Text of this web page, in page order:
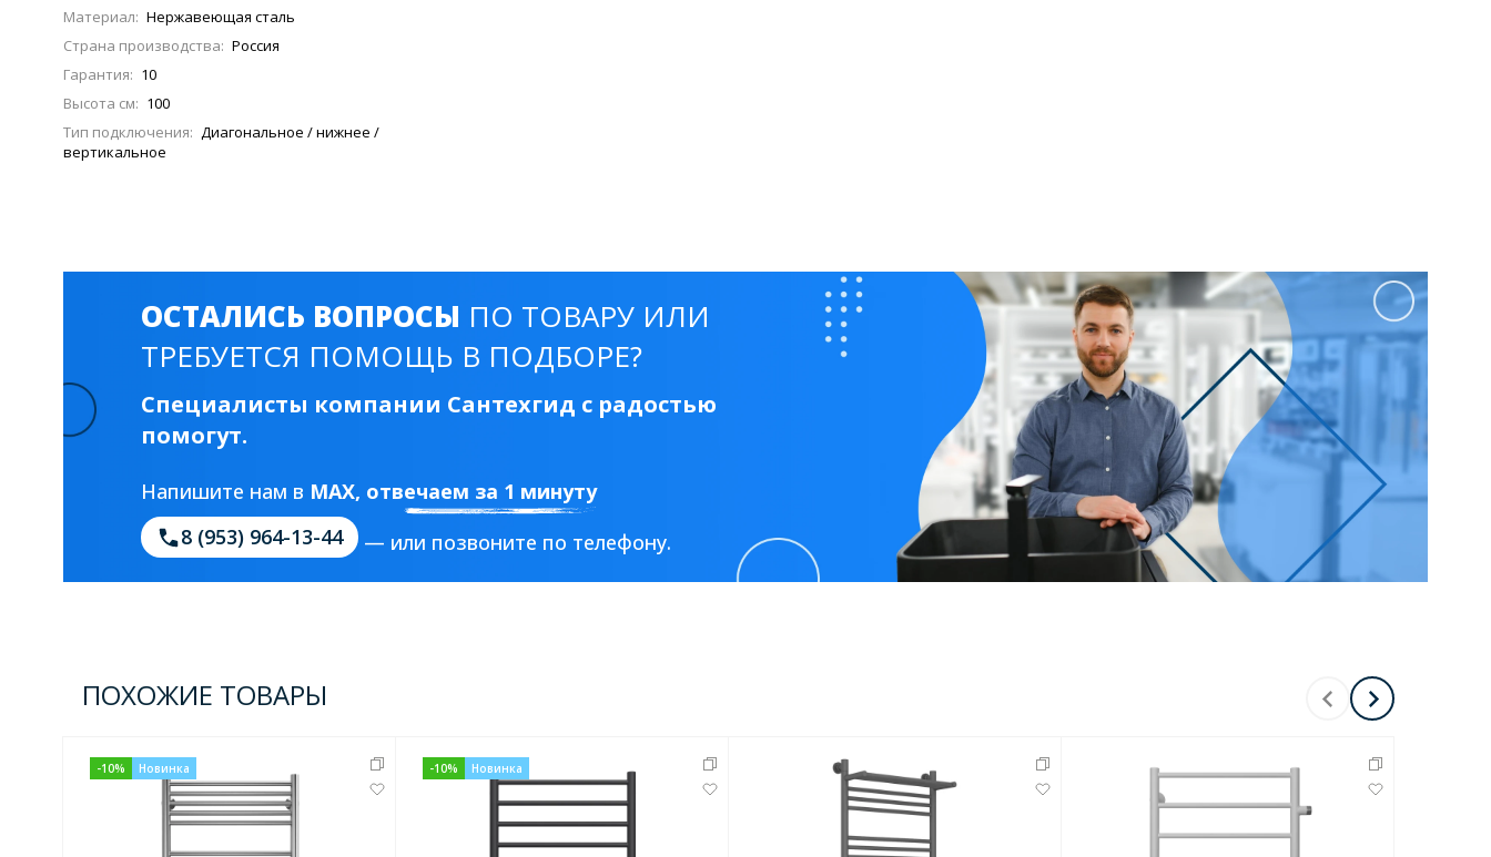
Материал: Нержавеющая сталь
Страна производства: Россия
Гарантия: 10
Высота см: 100
Тип подключения: Диагональное / нижнее /
вертикальное
ОСТАЛИСЬ ВОПРОСЫ ПО ТОВАРУ ИЛИ
ТРЕБУЕТСЯ ПОМОЩЬ В ПОДБОРЕ?
Специалисты компании Сантехгид с радостью
помогут.
Напишите нам в MAX, отвечаем за 1 минуту
8 (953) 964-13-44
— или позвоните по телефону.
ПОХОЖИЕ ТОВАРЫ
Новинка
-10% Новинка
-10%